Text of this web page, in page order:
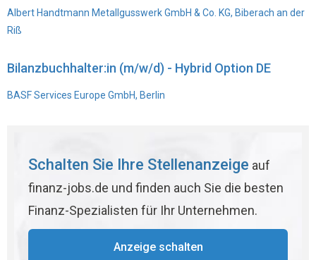
Albert Handtmann Metallgusswerk GmbH & Co. KG, Biberach an der
Riß
Bilanzbuchhalter:in (m/w/d) - Hybrid Option DE
BASF Services Europe GmbH, Berlin
Schalten Sie Ihre Stellenanzeige auf
finanz-jobs.de und finden auch Sie die besten
Finanz-Spezialisten für Ihr Unternehmen.
Anzeige schalten